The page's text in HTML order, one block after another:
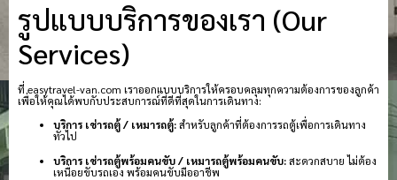
รูปแบบบริการของเรา (Our
Services)
ที่ easytravel-van.com เราออกแบบบริการให้ครอบคลุมทุกความต้องการของลูกค้า
เพื่อให้คุณได้พบกับประสบการณ์ที่ดีที่สุดในการเดินทาง:
บริการ เช่ารถตู้ / เหมารถตู้:สำหรับลูกค้าที่ต้องการรถตู้เพื่อการเดินทาง
ทั่วไป
บริการ เช่ารถตู้พร้อมคนขับ / เหมารถตู้พร้อมคนขับ:สะดวกสบาย ไม่ต้อง
เหนื่อยขับรถเอง พร้อมคนขับมืออาชีพ